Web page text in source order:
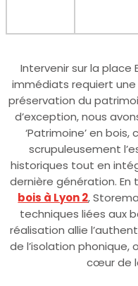
Intervenir sur la place
immédiats requiert
préservation du
d’exception, nous
‘Patrimoine’ en
scrupuleusement
historiques tout en
dernière génération. En
bois à Lyon 2,
techniques liées aux
réalisation allie
de l’isolation
cœur de